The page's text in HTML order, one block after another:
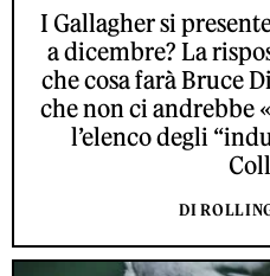
I Gallagher si
a dicembre? La
che cosa farà Bruce
che non ci andrebbe
l’elenco degli
DI